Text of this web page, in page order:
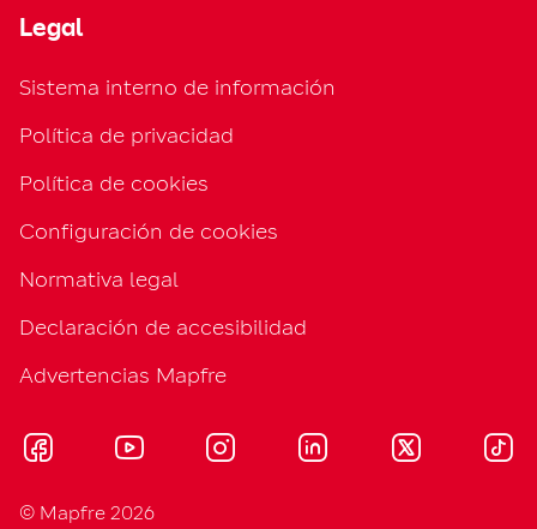
Legal
Sistema interno de información
Política de privacidad
Política de cookies
Configuración de cookies
Normativa legal
Declaración de accesibilidad
Advertencias Mapfre
© Mapfre 2026